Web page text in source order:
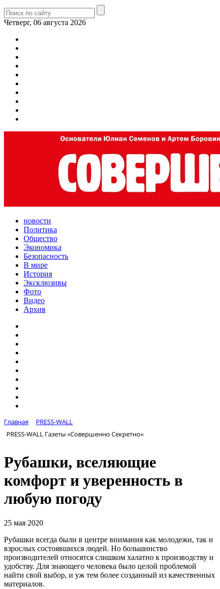
Четверг, 06 августа 2026
новости
Политика
Общество
Экономика
Безопасность
В мире
История
Эксклюзивы
Фото
Видео
Архив
Главная
PRESS-WALL
PRESS-WALL Газеты «Совершенно Секретно»
Рубашки, вселяющие
комфорт и уверенность в
любую погоду
25 мая 2020
Рубашки всегда были в центре внимания как молодежи, так и
взрослых состоявшихся людей. Но большинство
производителей относятся слишком халатно к производству и
удобству. Для знающего человека было целой проблемой
найти свой выбор, и уж тем более созданный из качественных
материалов.